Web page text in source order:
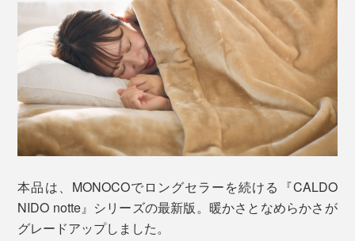
本品は、MONOCOでロングセラーを続ける『CALDO
NIDO notte』シリーズの最新版。暖かさとなめらかさが
グレードアップしました。